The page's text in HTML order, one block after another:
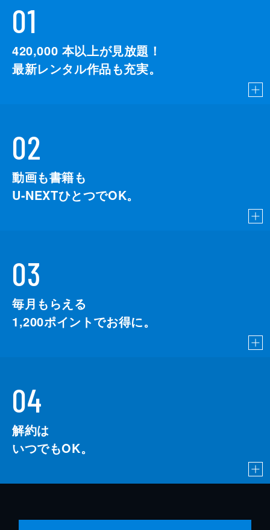
01
420,000 本以上が見放題！
最新レンタル作品も充実。
02
動画も書籍も
U-NEXTひとつでOK。
03
毎月もらえる
1,200ポイントでお得に。
04
解約は
いつでもOK。